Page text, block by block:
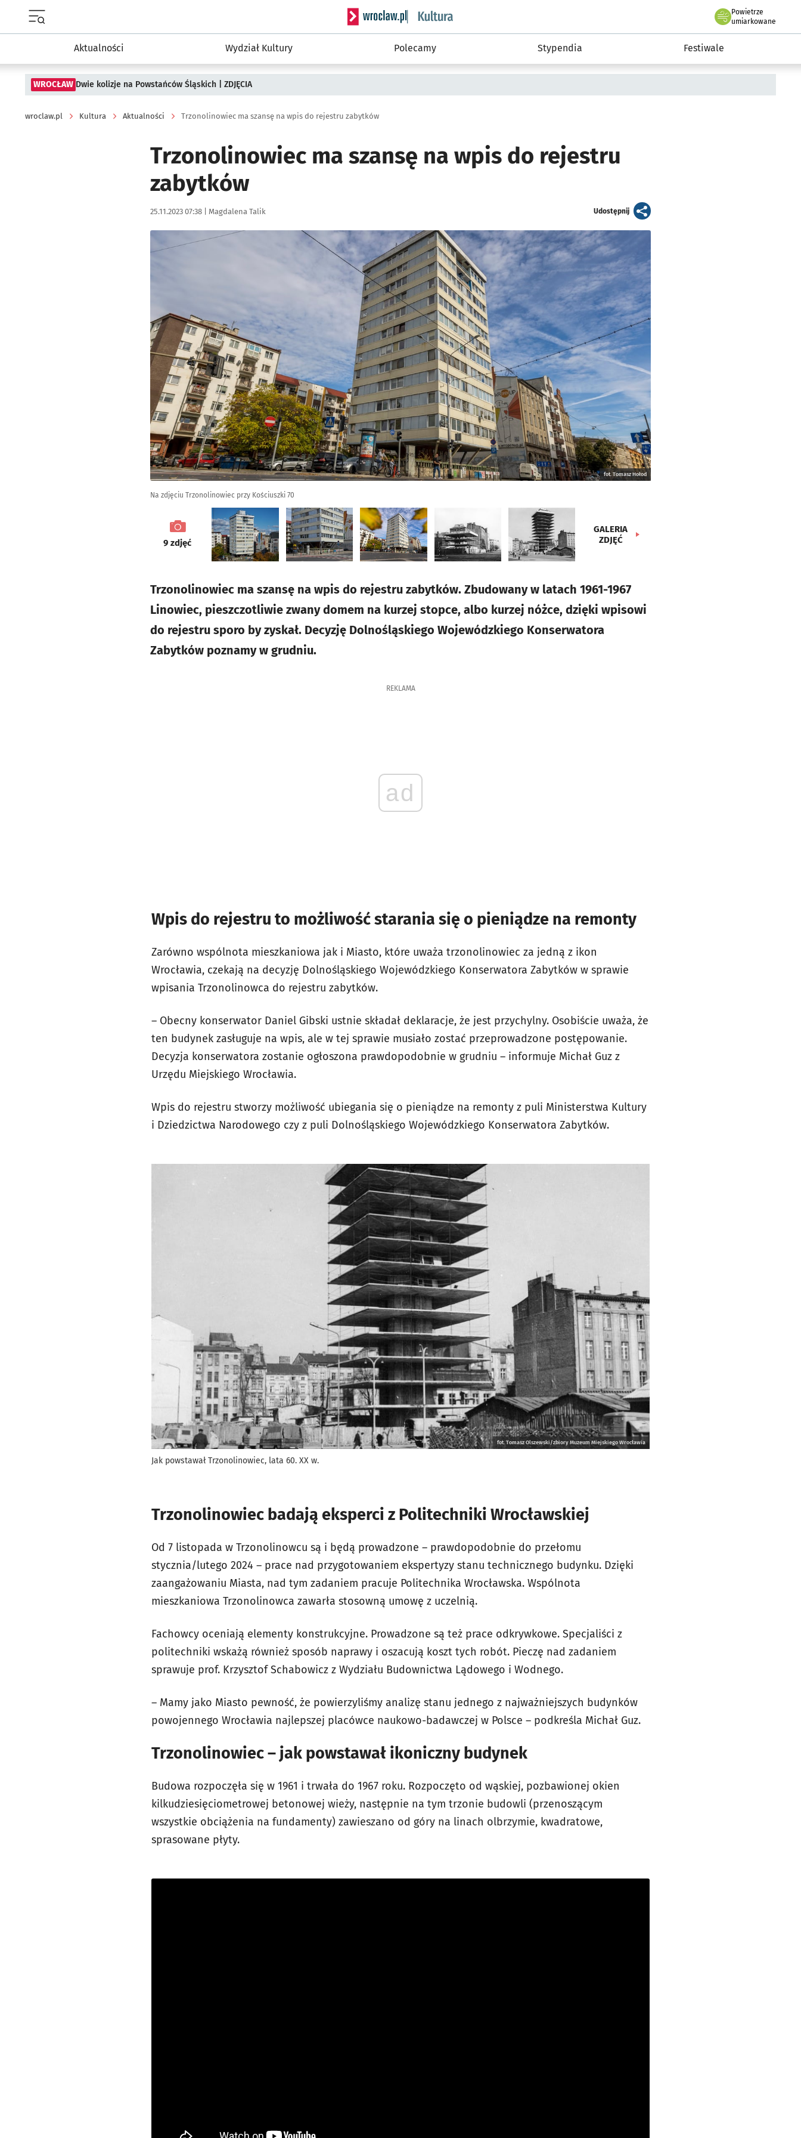
Serwis informacyjny wroclaw.pl podserwis: Kultura
Powietrze
we Wrocławiu
umiarkowane
Aktualności Wydział Kultury Polecamy Stypendia Festiwale
WROCŁAW Dwie kolizje na Powstańców Śląskich | ZDJĘCIA
wroclaw.pl Kultura Aktualności Trzonolinowiec ma szansę na wpis do rejestru zabytków
Trzonolinowiec ma szansę na wpis do rejestru
zabytków
Data publikacji:
25.11.2023 07:38 | Autor:
Magdalena Talik Udostępnijartykuł
Kliknij, aby zobaczyć galerię
fot. Tomasz Hołod
Na zdjęciu Trzonolinowiec przy Kościuszki 70
galeria
9 zdjęć
GALERIA
ZDJĘĆ
Trzonolinowiec ma szansę na wpis do rejestru zabytków. Zbudowany w latach 1961-1967
Linowiec, pieszczotliwie zwany domem na kurzej stopce, albo kurzej nóżce, dzięki wpisowi
do rejestru sporo by zyskał. Decyzję Dolnośląskiego Wojewódzkiego Konserwatora
Zabytków poznamy w grudniu.
REKLAMA
ad
Wpis do rejestru to możliwość starania się o pieniądze na remonty
Zarówno wspólnota mieszkaniowa jak i Miasto, które uważa trzonolinowiec za jedną z ikon
Wrocławia, czekają na decyzję Dolnośląskiego Wojewódzkiego Konserwatora Zabytków w sprawie
wpisania Trzonolinowca do rejestru zabytków.
– Obecny konserwator Daniel Gibski ustnie składał deklaracje, że jest przychylny. Osobiście uważa, że
ten budynek zasługuje na wpis, ale w tej sprawie musiało zostać przeprowadzone postępowanie.
Decyzja konserwatora zostanie ogłoszona prawdopodobnie w grudniu – informuje Michał Guz z
Urzędu Miejskiego Wrocławia.
Wpis do rejestru stworzy możliwość ubiegania się o pieniądze na remonty z puli Ministerstwa Kultury
i Dziedzictwa Narodowego czy z puli Dolnośląskiego Wojewódzkiego Konserwatora Zabytków.
fot. Tomasz Olszewski/zbiory Muzeum Miejskiego Wrocławia
Jak powstawał Trzonolinowiec, lata 60. XX w.
Trzonolinowiec badają eksperci z Politechniki Wrocławskiej
Od 7 listopada w Trzonolinowcu są i będą prowadzone – prawdopodobnie do przełomu
stycznia/lutego 2024 – prace nad przygotowaniem ekspertyzy stanu technicznego budynku. Dzięki
zaangażowaniu Miasta, nad tym zadaniem pracuje Politechnika Wrocławska. Wspólnota
mieszkaniowa Trzonolinowca zawarła stosowną umowę z uczelnią.
Fachowcy oceniają elementy konstrukcyjne. Prowadzone są też prace odkrywkowe. Specjaliści z
politechniki wskażą również sposób naprawy i oszacują koszt tych robót. Pieczę nad zadaniem
sprawuje prof. Krzysztof Schabowicz z Wydziału Budownictwa Lądowego i Wodnego.
– Mamy jako Miasto pewność, że powierzyliśmy analizę stanu jednego z najważniejszych budynków
powojennego Wrocławia najlepszej placówce naukowo-badawczej w Polsce – podkreśla Michał Guz.
Trzonolinowiec – jak powstawał ikoniczny budynek
Budowa rozpoczęła się w 1961 i trwała do 1967 roku. Rozpoczęto od wąskiej, pozbawionej okien
kilkudziesięciometrowej betonowej wieży, następnie na tym trzonie budowli (przenoszącym
wszystkie obciążenia na fundamenty) zawieszano od góry na linach olbrzymie, kwadratowe,
sprasowane płyty.